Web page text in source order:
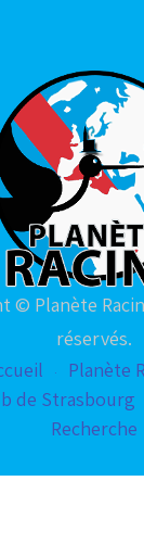
© Planète
réservés.
Planète
de Strasbourg
Recherche